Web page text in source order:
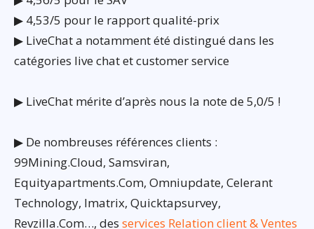
▶ 4,53/5 pour le rapport qualité-prix
▶ LiveChat a notamment été distingué dans les
catégories live chat et customer service
▶ LiveChat mérite d’après nous la note de 5,0/5 !
▶ De nombreuses références clients :
99Mining.Cloud, Samsviran,
Equityapartments.Com, Omniupdate, Celerant
Technology, Imatrix, Quicktapsurvey,
Revzilla.Com…, des services Relation client & Ventes